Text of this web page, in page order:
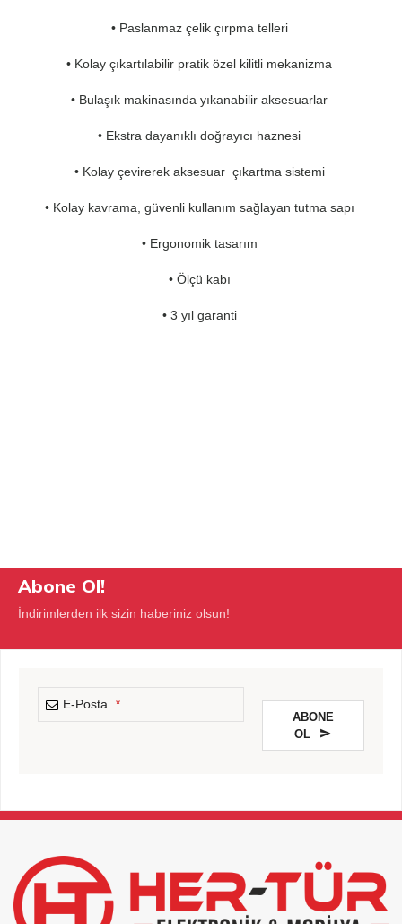
• Paslanmaz çelik çırpma telleri
• Kolay çıkartılabilir pratik özel kilitli mekanizma
• Bulaşık makinasında yıkanabilir aksesuarlar
• Ekstra dayanıklı doğrayıcı haznesi
• Kolay çevirerek aksesuar çıkartma sistemi
• Kolay kavrama, güvenli kullanım sağlayan tutma sapı
• Ergonomik tasarım
• Ölçü kabı
• 3 yıl garanti
Abone Ol!
İndirimlerden ilk sizin haberiniz olsun!
E-Posta *
ABONE
OL
field
left
blank